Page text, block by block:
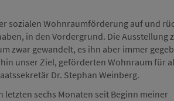
sozialen Wohnraumförderung auf und
in den Vordergrund. Die Ausstellung
zwar gewandelt, es ihn aber immer
unser Ziel, geförderten Wohnraum für
Dr. Stephan Weinberg.
sechs Monaten seit Beginn meiner